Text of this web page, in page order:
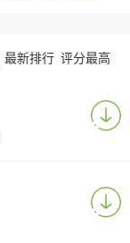
最新排行 评分最高